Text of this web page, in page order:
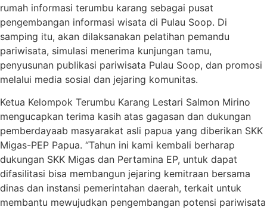
rumah informasi terumbu karang sebagai pusat
pengembangan informasi wisata di Pulau Soop. Di
samping itu, akan dilaksanakan pelatihan pemandu
pariwisata, simulasi menerima kunjungan tamu,
penyusunan publikasi pariwisata Pulau Soop, dan promosi
melalui media sosial dan jejaring komunitas.
Ketua Kelompok Terumbu Karang Lestari Salmon Mirino
mengucapkan terima kasih atas gagasan dan dukungan
pemberdayaab masyarakat asli papua yang diberikan SKK
Migas-PEP Papua. “Tahun ini kami kembali berharap
dukungan SKK Migas dan Pertamina EP, untuk dapat
difasilitasi bisa membangun jejaring kemitraan bersama
dinas dan instansi pemerintahan daerah, terkait untuk
membantu mewujudkan pengembangan potensi pariwisata